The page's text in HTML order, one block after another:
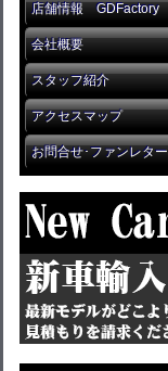
店舗情報 GDFactory
会社概要
スタッフ紹介
アクセスマップ
お問合せ･ファンレター